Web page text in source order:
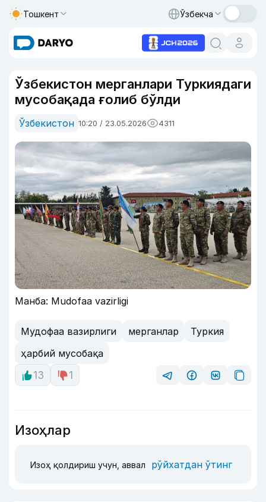
Тошкент Ўзбекча
Ўзбекистон мерганлари Туркиядаги
мусобақада ғолиб бўлди
Ўзбекистон 10:20 / 23.05.2026 4311
Манба: Mudofaa vazirligi
Мудофаа вазирлиги мерганлар
Туркия
ҳарбий мусобақа
13
1
Изоҳлар
Изоҳ қолдириш учун, аввал рўйхатдан ўтинг